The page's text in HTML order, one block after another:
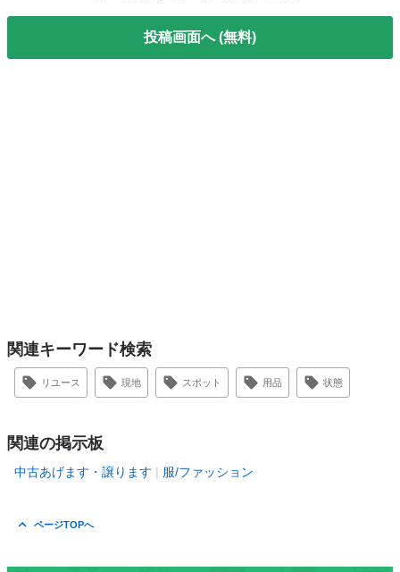
投稿画面へ (無料)
関連キーワード検索
リユース 現地 スポット 用品 状態
関連の掲示板
中古あげます・譲ります 服/ファッション
ページTOPへ